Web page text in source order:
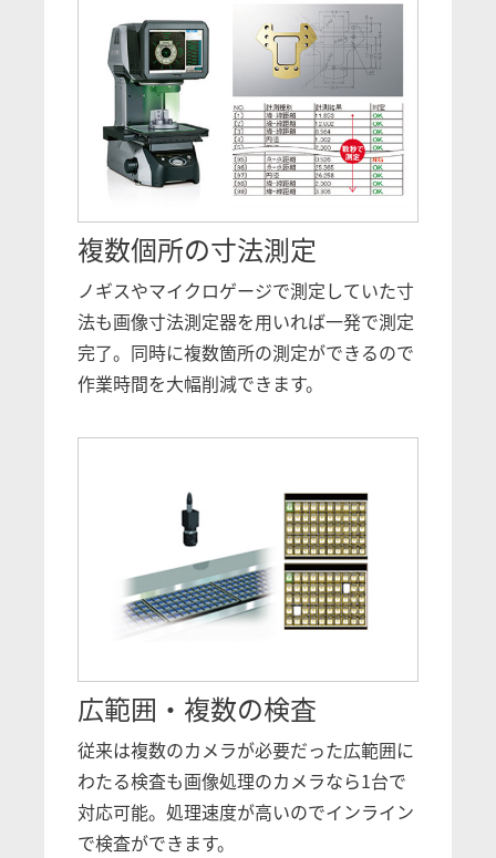
複数個所の寸法測定
ノギスやマイクロゲージで測定していた寸
法も画像寸法測定器を用いれば一発で測定
完了。同時に複数箇所の測定ができるので
作業時間を大幅削減できます。
広範囲・複数の検査
従来は複数のカメラが必要だった広範囲に
わたる検査も画像処理のカメラなら1台で
対応可能。処理速度が高いのでインライン
で検査ができます。